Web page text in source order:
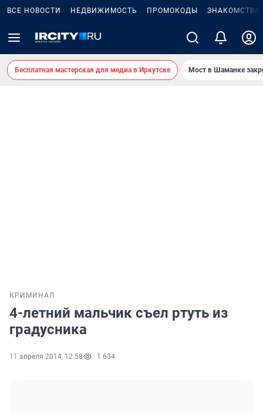
ВСЕ НОВОСТИ НЕДВИЖИМОСТЬ ПРОМОКОДЫ ЗНАКОМСТВА
Бесплатная мастерская для медиа в Иркутске Мост в Шаманке
КРИМИНАЛ
4-летний мальчик съел ртуть из
градусника
11 апреля 2014, 12:58 1 634